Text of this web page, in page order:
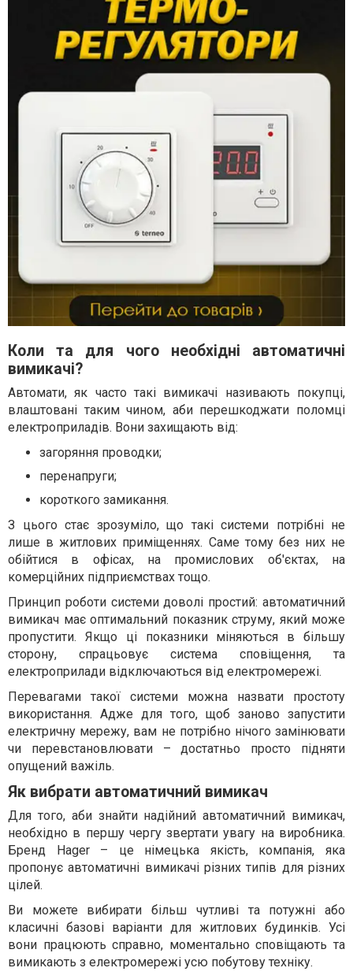
Коли та для чого необхідні автоматичні
вимикачі?
Автомати, як часто такі вимикачі називають покупці,
влаштовані таким чином, аби перешкоджати поломці
електроприладів. Вони захищають від:
загоряння проводки;
перенапруги;
короткого замикання.
З цього стає зрозуміло, що такі системи потрібні не
лише в житлових приміщеннях. Саме тому без них не
обійтися в офісах, на промислових об'єктах, на
комерційних підприємствах тощо.
Принцип роботи системи доволі простий: автоматичний
вимикач має оптимальний показник струму, який може
пропустити. Якщо ці показники міняються в більшу
сторону, спрацьовує система сповіщення, та
електроприлади відключаються від електромережі.
Перевагами такої системи можна назвати простоту
використання. Адже для того, щоб заново запустити
електричну мережу, вам не потрібно нічого замінювати
чи перевстановлювати – достатньо просто підняти
опущений важіль.
Як вибрати автоматичний вимикач
Для того, аби знайти надійний автоматичний вимикач,
необхідно в першу чергу звертати увагу на виробника.
Бренд Hager – це німецька якість, компанія, яка
пропонує автоматичні вимикачі різних типів для різних
цілей.
Ви можете вибирати більш чутливі та потужні або
класичні базові варіанти для житлових будинків. Усі
вони працюють справно, моментально сповіщають та
вимикають з електромережі усю побутову техніку.